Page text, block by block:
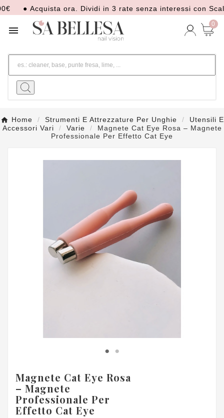
● Acquista ora. Dividi in 3 rate senza interessi con

0
Home Strumenti E Attrezzature Per Unghie
Utensili E
Accessori Vari
Varie
Magnete Cat Eye Rosa – Magnete
Professionale Per Effetto Cat Eye
Magnete Cat Eye Rosa
– Magnete
Professionale Per
Effetto Cat Eye